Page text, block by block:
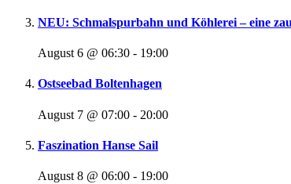
NEU: Schmalspurbahn und Köhlerei – eine
August 6 @ 06:30 - 19:00
Ostseebad Boltenhagen
August 7 @ 07:00 - 20:00
Faszination Hanse Sail
August 8 @ 06:00 - 19:00